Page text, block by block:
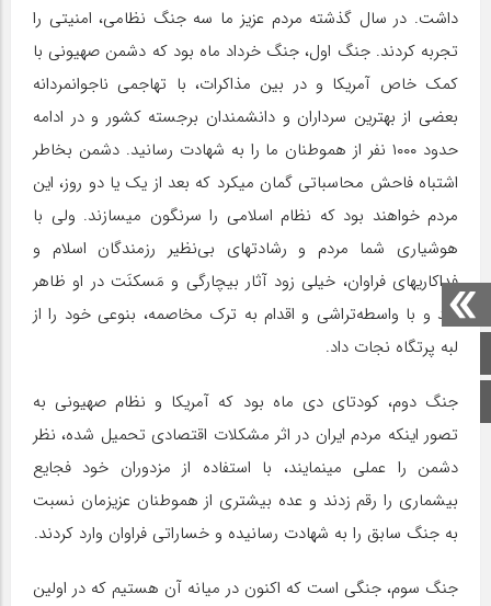
صفحه اصلی
اینستاگرام
داشت. در سال گذشته مردم عزیز ما سه جنگ نظامی، امنیتی را
تجربه کردند. جنگ اول، جنگ خرداد ماه بود که دشمن صهیونی با
کمک خاص آمریکا و در بین مذاکرات، با تهاجمی ناجوانمردانه
بعضی از بهترین سرداران و دانشمندان برجسته کشور و در ادامه
حدود ۱۰۰۰ نفر از هموطنان ما را به شهادت رسانید. دشمن بخاطر
اشتباه فاحش محاسباتی گمان میکرد که بعد از یک یا دو روز، این
مردم خواهند بود که نظام اسلامی را سرنگون میسازند. ولی با
هوشیاری شما مردم و رشادتهای بی‌نظیر رزمندگان اسلام و
فداکاریهای فراوان، خیلی زود آثار بیچارگی و مَسکنَت در او ظاهر
شد و با واسطه‌تراشی و اقدام به ترک مخاصمه، بنوعی خود را از
لبه پرتگاه نجات داد.
جنگ دوم، کودتای دی ماه بود که آمریکا و نظام صهیونی به
تصور اینکه مردم ایران در اثر مشکلات اقتصادی تحمیل شده، نظر
دشمن را عملی مینمایند، با استفاده از مزدوران خود فجایع
بیشماری را رقم زدند و عده بیشتری از هموطنان عزیزمان نسبت
به جنگ سابق را به شهادت رسانیده و خساراتی فراوان وارد کردند.
جنگ سوم، جنگی است که اکنون در میانه آن هستیم که در اولین